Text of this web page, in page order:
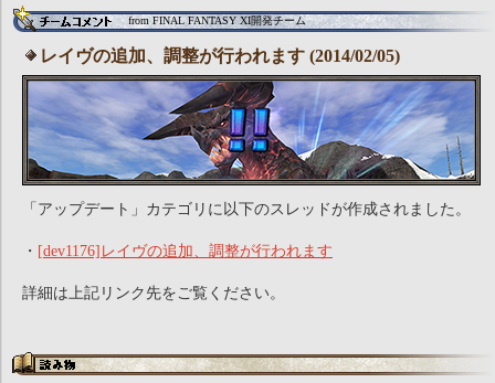
from FINAL FANTASY XI開発チーム
レイヴの追加、調整が行われます (2014/02/05)
「アップデート」カテゴリに以下のスレッドが作成されました。
・ [dev1176]レイヴの追加、調整が行われます
詳細は上記リンク先をご覧ください。